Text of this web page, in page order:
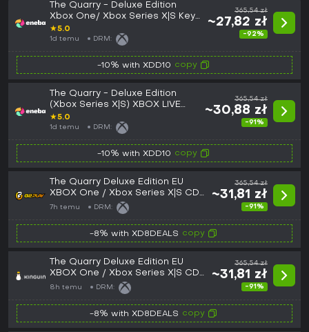
The Quarry - Deluxe Edition
Xbox One/ Xbox Series X|S Key
EUROPE
★5.0
1d temu DRM:
365,54 zł
~27,82 zł
-92%
-10% with XDD10 copy
The Quarry - Deluxe Edition
(Xbox Series X|S) XBOX LIVE
Key EUROPE
★5.0
1d temu DRM:
365,54 zł
~30,88 zł
-91%
-10% with XDD10 copy
The Quarry Deluxe Edition EU
XBOX One / Xbox Series X|S CD
Key
7h temu DRM:
365,54 zł
~31,81 zł
-91%
-8% with XD8DEALS copy
The Quarry Deluxe Edition EU
XBOX One / Xbox Series X|S CD
Key
8h temu DRM:
365,54 zł
~31,81 zł
-91%
-8% with XD8DEALS copy